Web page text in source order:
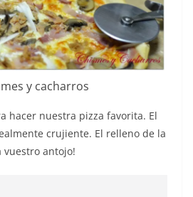
y cacharros
hacer nuestra pizza favorita. El
crujiente. El relleno de la
vuestro antojo!